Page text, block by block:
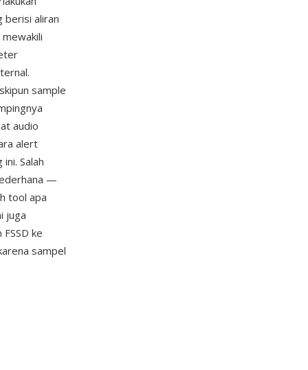
berisi aliran
sample
audio
alert
Salah
—
tool apa
juga
ke
sampel